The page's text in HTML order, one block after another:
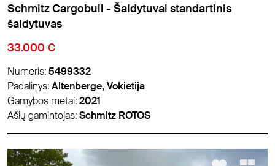
Schmitz Cargobull - Šaldytuvai standartinis
šaldytuvas
33.000 €
Numeris:5499332
Padalinys:Altenberge, Vokietija
Gamybos metai:2021
Ašių gamintojas:Schmitz ROTOS